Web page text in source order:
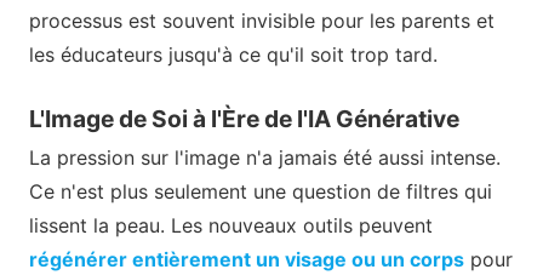
processus est souvent invisible pour les parents et
les éducateurs jusqu'à ce qu'il soit trop tard.
L'Image de Soi à l'Ère de l'IA Générative
La pression sur l'image n'a jamais été aussi intense.
Ce n'est plus seulement une question de filtres qui
lissent la peau. Les nouveaux outils peuvent
régénérer entièrement un visage ou un corps pour